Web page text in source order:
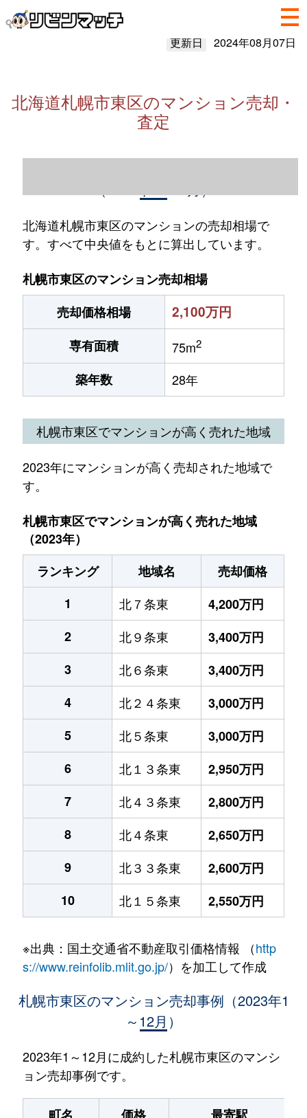
更新日 2024年08月07日
北海道札幌市東区のマンション売却・
査定
北海道札幌市東区のマンションの売却相場で
す。すべて中央値をもとに算出しています。
札幌市東区のマンション売却相場
売却価格相場
2,100万円
専有面積 75m2
築年数 28年
札幌市東区でマンションが高く売れた地域
2023年にマンションが高く売却された地域で
す。
札幌市東区でマンションが高く売れた地域
（2023年）
ランキング
地域名
売却価格
1
北７条東
4,200万円
2
北９条東
3,400万円
3
北６条東
3,400万円
4
北２４条東
3,000万円
5
北５条東
3,000万円
6
北１３条東
2,950万円
7
北４３条東
2,800万円
8
北４条東
2,650万円
9
北３３条東
2,600万円
10
北１５条東 2,550万円
※出典：国土交通省不動産取引価格情報 （http
s://www.reinfolib.mlit.go.jp/）を加工して作成
札幌市東区のマンション売却事例（2023年1
～12月）
2023年1～12月に成約した札幌市東区のマンシ
ョン売却事例です。